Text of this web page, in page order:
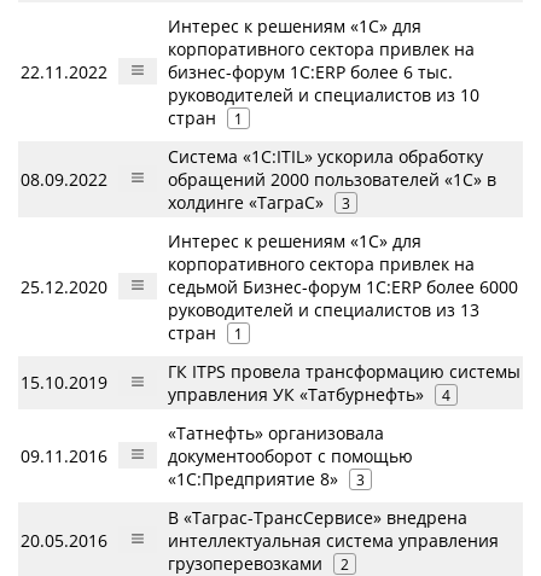
22.11.2022
Интерес к решениям «1С» для
корпоративного сектора привлек на
бизнес-форум 1С:ERP более 6 тыс.
руководителей и специалистов из 10
стран
1
08.09.2022
Система «1C:ITIL» ускорила обработку
обращений 2000 пользователей «1С» в
холдинге «ТаграС»
3
25.12.2020
Интерес к решениям «1С» для
корпоративного сектора привлек на
седьмой Бизнес-форум 1С:ERP более 6000
руководителей и специалистов из 13
стран
1
15.10.2019
ГК ITPS провела трансформацию системы
управления УК «Татбурнефть»
4
09.11.2016
«Татнефть» организовала
документооборот с помощью
«1С:Предприятие 8»
3
20.05.2016
В «Таграс-ТрансСервисе» внедрена
интеллектуальная система управления
грузоперевозками
2